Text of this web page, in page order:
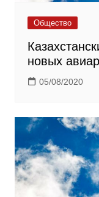
Общество
новых
05/08/2020